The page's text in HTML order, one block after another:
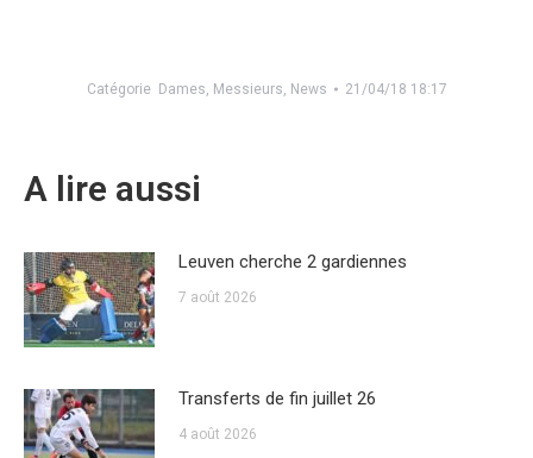
Catégorie Dames, Messieurs, News 21/04/18 18:17
A lire aussi
Leuven cherche 2 gardiennes
7 août 2026
Transferts de fin juillet 26
4 août 2026